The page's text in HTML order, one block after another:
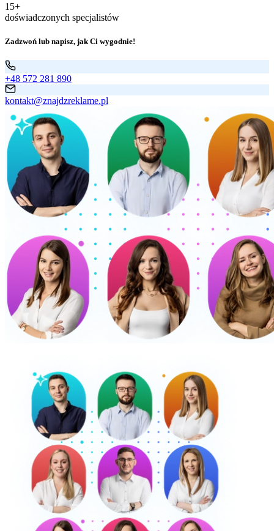
15+
doświadczonych specjalistów
Zadzwoń lub napisz, jak Ci wygodnie!
+48 572 281 890
kontakt@znajdzreklame.pl